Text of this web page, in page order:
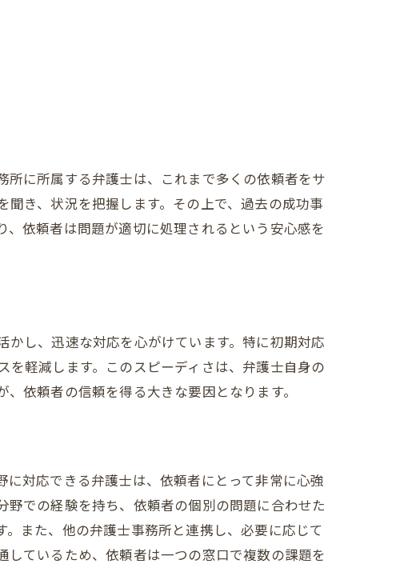
に所属する弁護士は、これまで多くの依頼者をサ
き、状況を把握します。その上で、過去の成功事
依頼者は問題が適切に処理されるという安心感を
し、迅速な対応を心がけています。特に初期対応
軽減します。このスピーディさは、弁護士自身の
依頼者の信頼を得る大きな要因となります。
対応できる弁護士は、依頼者にとって非常に心強
での経験を持ち、依頼者の個別の問題に合わせた
また、他の弁護士事務所と連携し、必要に応じて
ているため、依頼者は一つの窓口で複数の課題を